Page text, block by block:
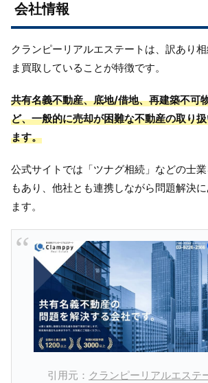
会社情報
クランピーリアルエステートは、訳あり
ま買取していることが特徴です。
共有名義不動産、底地/借地、再建築不可
ど、一般的に売却が困難な不動産の取り
ます。
公式サイトでは「ツナグ相続」などの士
もあり、他社とも連携しながら問題解決
ます。
引用元： クランピーリアルエステ